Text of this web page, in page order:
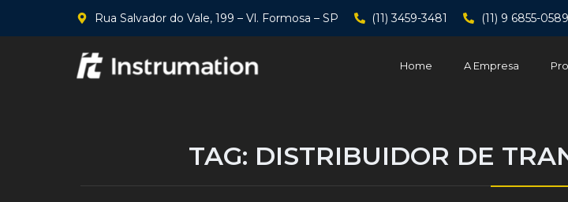
Rua Salvador do Vale, 199 – Vl. Formosa – SP (11) 3459-3481 (11) 9 6855-0589
Home A Empresa
TAG: DISTRIBUIDOR DE